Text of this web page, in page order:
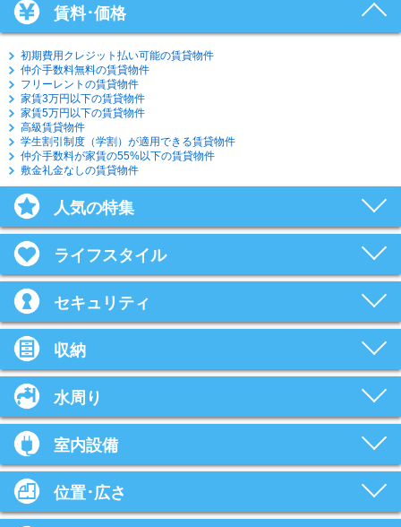
賃料･価格
初期費用クレジット払い可能の賃貸物件
仲介手数料無料の賃貸物件
フリーレントの賃貸物件
家賃3万円以下の賃貸物件
家賃5万円以下の賃貸物件
高級賃貸物件
学生割引制度（学割）が適用できる賃貸物件
仲介手数料が家賃の55%以下の賃貸物件
敷金礼金なしの賃貸物件
人気の特集
ライフスタイル
セキュリティ
収納
水周り
室内設備
位置･広さ